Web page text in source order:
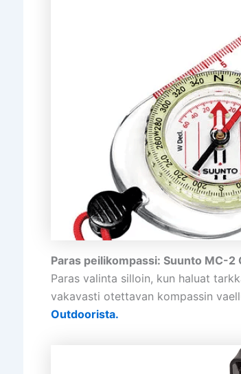
Paras peilikompassi: Suunto MC-2
Paras valinta silloin, kun haluat
vakavasti otettavan kompassin
Outdoorista.